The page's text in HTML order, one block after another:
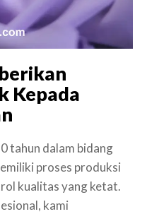
Kepada
tahun dalam bidang
proses produksi
kualitas yang ketat.
kami